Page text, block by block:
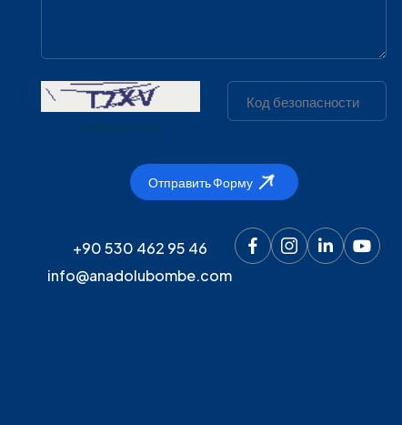
изменить код
Отправить Форму
+90 530 462 95 46
info@anadolubombe.com
Bombe
объемом 115
м3